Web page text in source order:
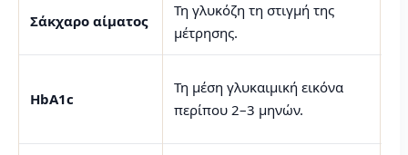
Σάκχαρο αίματος
Τη γλυκόζη τη στιγμή της
μέτρησης.
HbA1c
Τη μέση γλυκαιμική εικόνα
περίπου 2–3 μηνών.